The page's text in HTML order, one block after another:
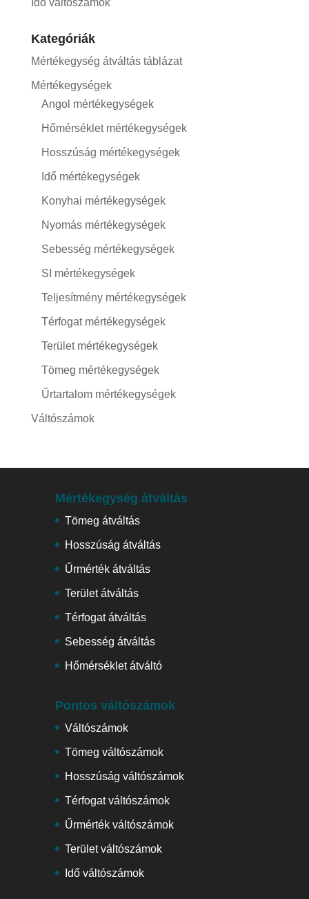
Idő váltószámok
Kategóriák
Mértékegység átváltás táblázat
Mértékegységek
Angol mértékegységek
Hőmérséklet mértékegységek
Hosszúság mértékegységek
Idő mértékegységek
Konyhai mértékegységek
Nyomás mértékegységek
Sebesség mértékegységek
SI mértékegységek
Teljesítmény mértékegységek
Térfogat mértékegységek
Terület mértékegységek
Tömeg mértékegységek
Űrtartalom mértékegységek
Váltószámok
Mértékegység átváltás
Tömeg átváltás
Hosszúság átváltás
Űrmérték átváltás
Terület átváltás
Térfogat átváltás
Sebesség átváltás
Hőmérséklet átváltó
Pontos váltószámok
Váltószámok
Tömeg váltószámok
Hosszúság váltószámok
Térfogat váltószámok
Űrmérték váltószámok
Terület váltószámok
Idő váltószámok